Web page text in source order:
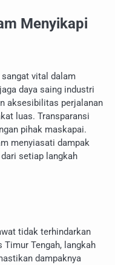
Menyikapi
vital dalam
daya saing industri
aksesibilitas perjalanan
luas. Transparansi
pihak maskapai.
menyiasati dampak
setiap langkah
tidak terhindarkan
Tengah, langkah
dampaknya